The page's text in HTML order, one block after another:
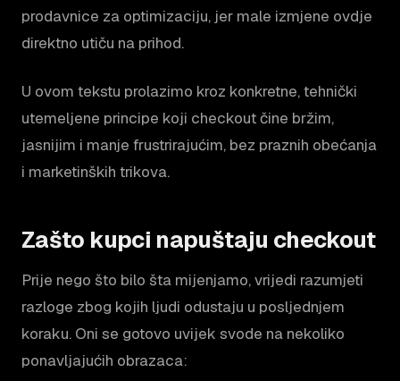
prodavnice za optimizaciju, jer male izmjene ovdje
direktno utiču na prihod.
U ovom tekstu prolazimo kroz konkretne, tehnički
utemeljene principe koji checkout čine bržim,
jasnijim i manje frustrirajućim, bez praznih obećanja
i marketinških trikova.
Zašto kupci napuštaju checkout
Prije nego što bilo šta mijenjamo, vrijedi razumjeti
razloge zbog kojih ljudi odustaju u posljednjem
koraku. Oni se gotovo uvijek svode na nekoliko
ponavljajućih obrazaca: